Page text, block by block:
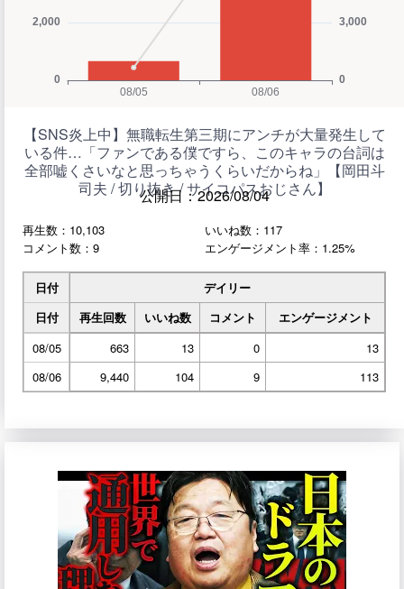
【SNS炎上中】無職転生第三期にアンチが大量発生して
いる件…「ファンである僕ですら、このキャラの台詞は
全部嘘くさいなと思っちゃうくらいだからね」【岡田斗
司夫 / 切り抜き / サイコパスおじさん】
公開日：2026/08/04
再生数：10,103
いいね数：117
コメント数：9
エンゲージメント率：1.25%
日付
デイリー
日付
再生回数 いいね数 コメント
エンゲージメント
08/05
663 13 0
13
08/06
9,440 104 9 113